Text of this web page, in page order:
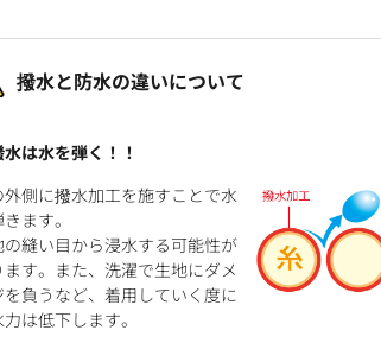
撥水と防水の違いについて
水は水を弾く！！
外側に撥水加工を施すことで水
ます。
の縫い目から浸水する可能性が
ます。また、洗濯で生地にダメ
を負うなど、着用していく度に
は低下します。